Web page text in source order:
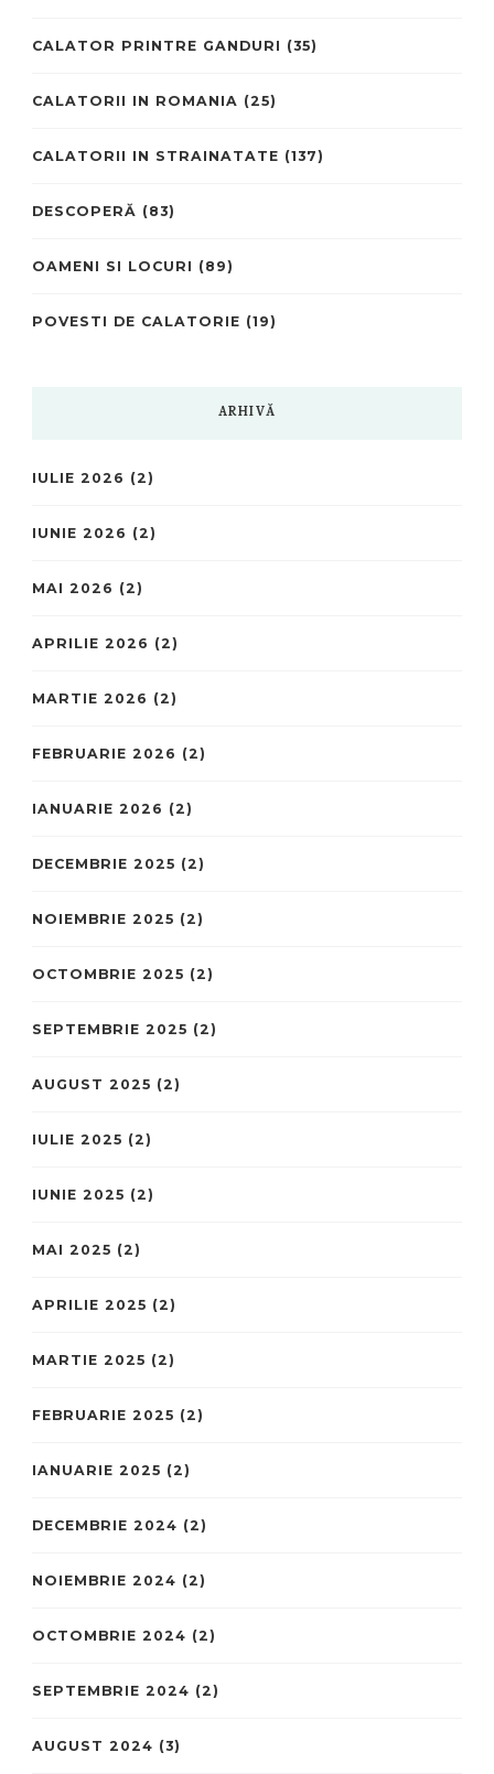
CALATOR PRINTRE GANDURI (35)
CALATORII IN ROMANIA (25)
CALATORII IN STRAINATATE (137)
DESCOPERĂ (83)
OAMENI SI LOCURI (89)
POVESTI DE CALATORIE (19)
ARHIVĂ
IULIE 2026 (2)
IUNIE 2026 (2)
MAI 2026 (2)
APRILIE 2026 (2)
MARTIE 2026 (2)
FEBRUARIE 2026 (2)
IANUARIE 2026 (2)
DECEMBRIE 2025 (2)
NOIEMBRIE 2025 (2)
OCTOMBRIE 2025 (2)
SEPTEMBRIE 2025 (2)
AUGUST 2025 (2)
IULIE 2025 (2)
IUNIE 2025 (2)
MAI 2025 (2)
APRILIE 2025 (2)
MARTIE 2025 (2)
FEBRUARIE 2025 (2)
IANUARIE 2025 (2)
DECEMBRIE 2024 (2)
NOIEMBRIE 2024 (2)
OCTOMBRIE 2024 (2)
SEPTEMBRIE 2024 (2)
AUGUST 2024 (3)